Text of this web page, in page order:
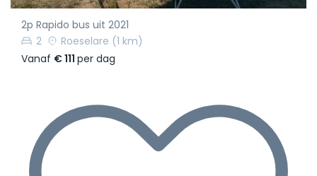
2p Rapido bus uit 2021
2
Roeselare (1 km)
Vanaf € 111 per dag